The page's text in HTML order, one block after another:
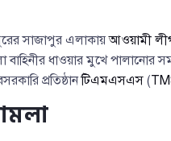
সাজাপুর এলাকায়আওয়ামী
বাহিনীর ধাওয়ার মুখে পালানোর
প্রতিষ্ঠানটিএমএসএস(